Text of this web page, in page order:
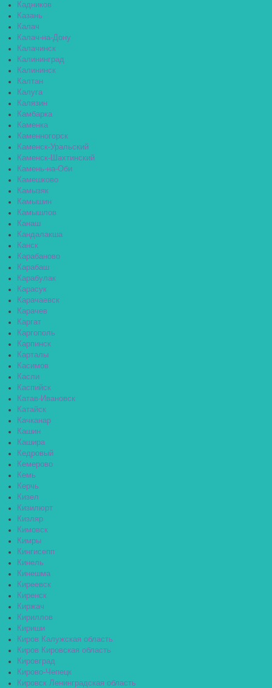
Кадников
Казань
Калач
Калач-на-Дону
Калачинск
Калининград
Калининск
Калтан
Калуга
Калязин
Камбарка
Каменка
Каменногорск
Каменск-Уральский
Каменск-Шахтинский
Камень-на-Оби
Камешково
Камызяк
Камышин
Камышлов
Канаш
Кандалакша
Канск
Карабаново
Карабаш
Карабулак
Карасук
Карачаевск
Карачев
Каргат
Каргополь
Карпинск
Карталы
Касимов
Касли
Каспийск
Катав-Ивановск
Катайск
Качканар
Кашин
Кашира
Кедровый
Кемерово
Кемь
Керчь
Кизел
Кизилюрт
Кизляр
Кимовск
Кимры
Кингисепп
Кинель
Кинешма
Киреевск
Киренск
Киржач
Кириллов
Кириши
Киров Калужская область
Киров Кировская область
Кировград
Кирово-Чепецк
Кировск Ленинградская область